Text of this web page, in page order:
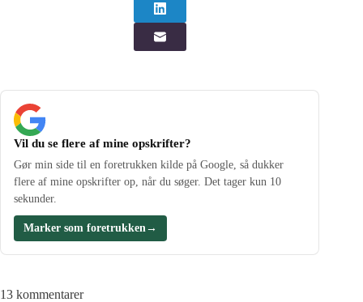
Vil du se flere af mine opskrifter?
Gør min side til en foretrukken kilde på Google, så dukker
flere af mine opskrifter op, når du søger. Det tager kun 10
sekunder.
Marker som foretrukken →
13 kommentarer